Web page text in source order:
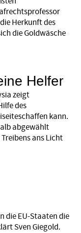
Herkunft des
die Goldwäsche
Helfer
zeigt
des
kann.
abgewählt
ans Licht
die EU-Staaten die
Sven Giegold.